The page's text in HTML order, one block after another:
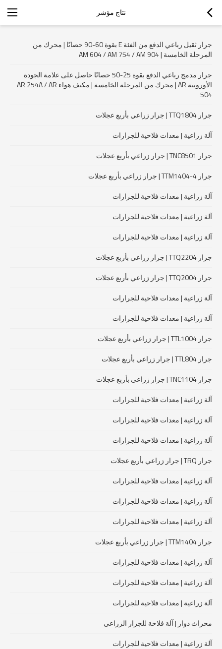
نتاج مؤشر
جرار ثقيل رباعي الدفع من الفئة E بقوة 60-90 حصانًا | محرك من
المرحلة الخامسة | AM 604 / AM 754 / AM 904
جرار مدمج رباعي الدفع بقوة 25-50 حصانًا حاصل على علامة الجودة
الأوروبية AR | محرك من المرحلة الخامسة | مكيف هواء AR 254A / AR
504
جرار TTQ1804 | جرار زراعي بأربع عجلات
آلة زراعية | معدات فلاحية للجرارات
جرار TNC8501 | جرار زراعي بأربع عجلات
جرار TTM1404-4 | جرار زراعي بأربع عجلات
آلة زراعية | معدات فلاحية للجرارات
آلة زراعية | معدات فلاحية للجرارات
آلة زراعية | معدات فلاحية للجرارات
جرار TTQ2204 | جرار زراعي بأربع عجلات
جرار TTQ2004 | جرار زراعي بأربع عجلات
آلة زراعية | معدات فلاحية للجرارات
آلة زراعية | معدات فلاحية للجرارات
جرار TTL1004 | جرار زراعي بأربع عجلات
جرار TTL804 | جرار زراعي بأربع عجلات
جرار TNC1104 | جرار زراعي بأربع عجلات
آلة زراعية | معدات فلاحية للجرارات
آلة زراعية | معدات فلاحية للجرارات
آلة زراعية | معدات فلاحية للجرارات
جرار TRQ | جرار زراعي بأربع عجلات
آلة زراعية | معدات فلاحية للجرارات
آلة زراعية | معدات فلاحية للجرارات
آلة زراعية | معدات فلاحية للجرارات
جرار TTM1404 | جرار زراعي بأربع عجلات
آلة زراعية | معدات فلاحية للجرارات
آلة زراعية | معدات فلاحية للجرارات
آلة زراعية | معدات فلاحية للجرارات
محراث دوار | آلة فلاحة للجرار الزراعي
آلة زراعية | معدات فلاحية للجرارات